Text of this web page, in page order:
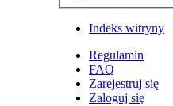
Indeks witryny
Regulamin
FAQ
Zarejestruj się
Zaloguj się